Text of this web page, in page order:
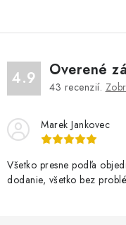
e
y
v
ý
p
4.9 Overené
43 recenzií.
Marek Jankovec
Všetko presne podľa
dodanie, všetko bez